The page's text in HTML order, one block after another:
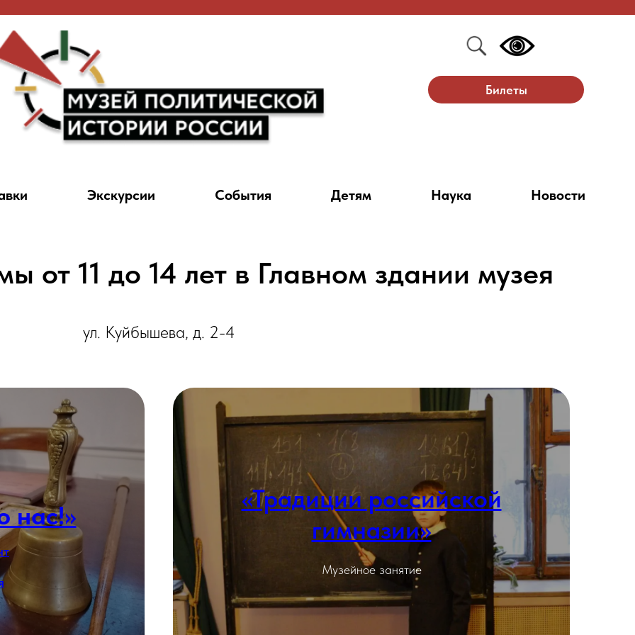
Билеты
Экскурсии События Детям Наука Новости
от 11 до 14 лет в Главном здании музея
ул. Куйбышева, д. 2-4
нас!»
«Традиции российской
гимназии»
Музейное занятие
Подробнее